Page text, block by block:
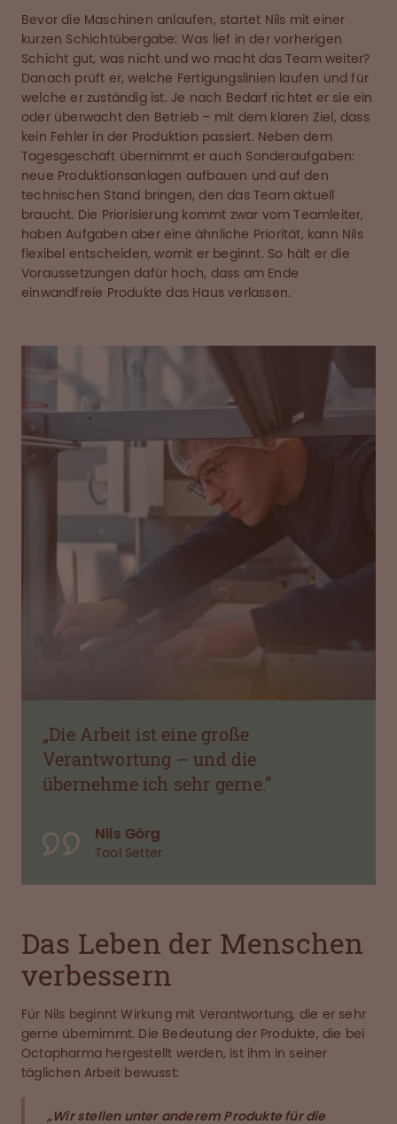
Bevor die Maschinen anlaufen, startet Nils mit einer
kurzen Schichtübergabe: Was lief in der vorherigen
Schicht gut, was nicht und wo macht das Team weiter?
Danach prüft er, welche Fertigungslinien laufen und für
welche er zuständig ist. Je nach Bedarf richtet er sie ein
oder überwacht den Betrieb – mit dem klaren Ziel, dass
kein Fehler in der Produktion passiert. Neben dem
Tagesgeschäft übernimmt er auch Sonderaufgaben:
neue Produktionsanlagen aufbauen und auf den
technischen Stand bringen, den das Team aktuell
braucht. Die Priorisierung kommt zwar vom Teamleiter,
haben Aufgaben aber eine ähnliche Priorität, kann Nils
flexibel entscheiden, womit er beginnt. So hält er die
Voraussetzungen dafür hoch, dass am Ende
einwandfreie Produkte das Haus verlassen.
„Die Arbeit ist eine große
Verantwortung – und die
übernehme ich sehr gerne.”
Nils Görg
Tool Setter
Das Leben der Menschen
verbessern
Für Nils beginnt Wirkung mit Verantwortung, die er sehr
gerne übernimmt. Die Bedeutung der Produkte, die bei
Octapharma hergestellt werden, ist ihm in seiner
täglichen Arbeit bewusst:
„Wir stellen unter anderem Produkte für die